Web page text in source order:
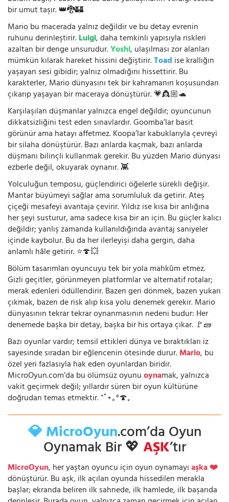
bir umut taşır. 👑🐉🏰
Mario bu macerada yalnız değildir ve bu detay evrenin
ruhunu derinleştirir.Luigi, daha temkinli yapısıyla riskleri
azaltan bir denge unsurudur.Yoshi, ulaşılması zor alanları
mümkün kılarak hareket hissini değiştirir.Toad ise krallığın
yaşayan sesi gibidir; yalnız olmadığını hissettirir. Bu
karakterler, Mario dünyasını tek bir kahramanın koşusundan
çıkarıp yaşayan bir maceraya dönüştürür. 💗👸🏼🐢
Karşılaşılan düşmanlar yalnızca engel değildir; oyuncunun
dikkatsizliğini test eden sınavlardır. Goomba’lar basit
görünür ama hatayı affetmez. Koopa’lar kabuklarıyla çevreyi
bir silaha dönüştürür. Bazı anlarda kaçmak, bazı anlarda
düşmanı bilinçli kullanmak gerekir. Bu yüzden Mario dünyası
ezberle değil, okuyarak oynanır. 👾
Yolculuğun temposu, güçlendirici öğelerle sürekli değişir.
Mantar büyümeyi sağlar ama sorumluluk da getirir. Ateş
çiçeği mesafeyi avantaja çevirir. Yıldız ise kısa bir anlığına
her şeyi susturur, ama sadece kısa bir an için. Bu güçler kalıcı
değildir; yanlış zamanda kullanıldığında avantaj saniyeler
içinde kaybolur. Bu da her ilerleyişi daha gergin, daha
anlamlı hâle getirir. ⭐🍄💥
Bölüm tasarımları oyuncuyu tek bir yola mahkûm etmez.
Gizli geçitler, görünmeyen platformlar ve alternatif rotalar;
merak edenleri ödüllendirir. Bazen geri dönmek, bazen yukarı
çıkmak, bazen de risk alıp kısa yolu denemek gerekir. Mario
dünyasının tekrar tekrar oynanmasının nedeni budur: Her
denemede başka bir detay, başka bir his ortaya çıkar. 🚩🧱
Bazı oyunlar vardır; temsil ettikleri dünya ve bıraktıkları iz
sayesinde sıradan bir eğlencenin ötesinde durur.Mario, bu
özel yeri fazlasıyla hak eden oyunlardan biridir.
MicroOyun.com’da bu ölümsüz oyunuoynamak, yalnızca
vakit geçirmek değil; yıllardır süren bir oyun kültürüne
doğrudan temas etmektir. ⁺˚⋆｡°🍄₊
💎 MicroOyun.com’da Oyun
Oynamak Bir 💖AŞK’tır
MicroOyun, her yaştan oyuncu için oyun oynamayıaşka ❤️
dönüştürür. Bu aşk, ilk açılan oyunda hissedilen merakla
başlar; ekranda beliren ilk sahnede, ilk hamlede, ilk başarıda